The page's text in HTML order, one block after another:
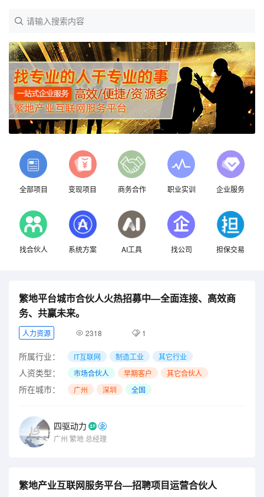
请输入搜索内容
全部项目 变现项目 商务合作 职业实训 企业服务
找合伙人 系统方案 AI工具 找公司 担保交易
繁地平台城市合伙人火热招募中—全面连接、高效商
务、共赢未来。
人力资源 2318 1
所属行业： IT互联网 制造工业 其它行业
人资类型： 市场合伙人 早期客户 其它合伙人
所在城市： 广州 深圳 全国
四驱动力
广州 繁地 总经理
繁地产业互联网服务平台—招聘项目运营合伙人